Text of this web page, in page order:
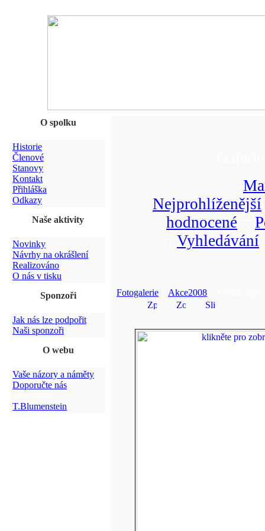
O spolku
Historie
Členové
Stanovy
Kontakt
Přihláška
Odkazy
Naše aktivity
Novinky
Návrhy na okrášlení
Realizováno
O nás v tisku
Sponzoři
Jak nás lze podpořit
Naši sponzoři
O webu
Vaše názory a náměty
Doporučte nás
T.Blumenstein
Nejprohlíženější
hodnocené
Vyhledávání
Fotogalerie Akce2008